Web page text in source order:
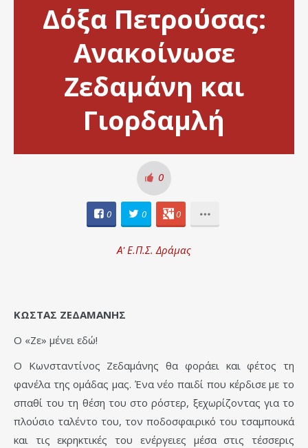
Δόξα Πετρούσας:
Ανακοίνωσε
Ζεδαμάνη και
Γιορδαμλή
0
0 0 0
Α' Ε.Π.Σ. Δράμας
ΚΩΣΤΑΣ ΖΕΔΑΜΑΝΗΣ
Ο «Ζε» μένει εδώ!
Ο Κωνσταντίνος Ζεδαμάνης θα φοράει και φέτος τη
φανέλα της ομάδας μας. Ένα νέο παιδί που κέρδισε με το
σπαθί του τη θέση του στο ρόστερ, ξεχωρίζοντας για το
πλούσιο ταλέντο του, τον ποδοσφαιρικό του τσαμπουκά
και τις εκρηκτικές του ενέργειες μέσα στις τέσσερις